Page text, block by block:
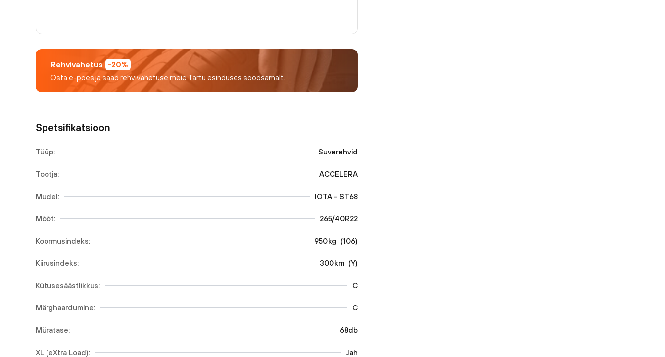
Rehvivahetus -20%
Osta e-poes ja saad rehvivahetuse meie Tartu esinduses soodsamalt.
Spetsifikatsioon
Tüüp: Suverehvid
Tootja: ACCELERA
Mudel: IOTA - ST68
Mõõt: 265/40R22
Koormusindeks: 950kg (106)
Kiirusindeks: 300km (Y)
Kütusesäästlikkus: C
Märghaardumine: C
Müratase: 68db
XL (eXtra Load): Jah